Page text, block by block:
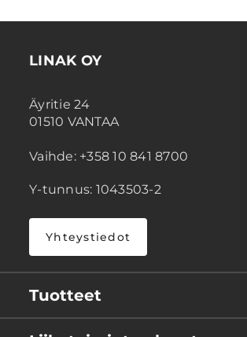
LINAK OY
Äyritie 24
01510 VANTAA
Vaihde: +358 10 841 8700
Y-tunnus: 1043503-2
Yhteystiedot
Tuotteet